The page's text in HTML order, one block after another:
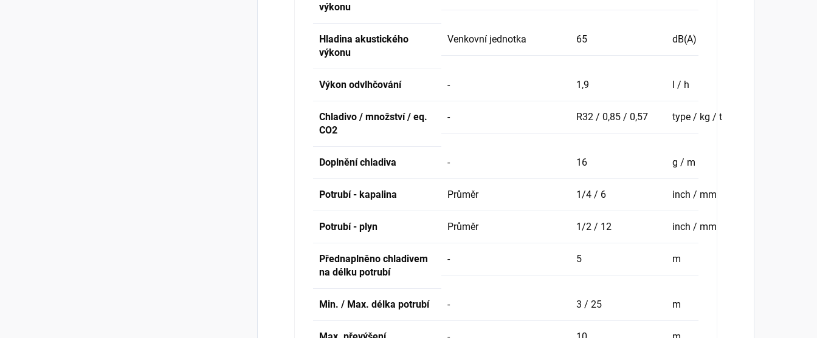
výkonu
Hladina akustického
výkonu
Venkovní jednotka 65 dB(A)
Výkon odvlhčování - 1,9 l / h
Chladivo / množství / eq.
CO2
- R32 / 0,85 / 0,57 type / kg / t
Doplnění chladiva - 16 g / m
Potrubí - kapalina Průměr 1/4 / 6 inch / mm
Potrubí - plyn Průměr 1/2 / 12 inch / mm
Přednaplněno chladivem
na délku potrubí
- 5 m
Min. / Max. délka potrubí - 3 / 25 m